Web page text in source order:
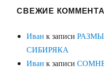
СВЕЖИЕ
Иван к записи
СИБИРЯКА
Иван к записи